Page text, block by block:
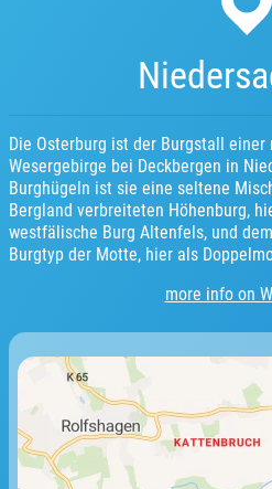
Die Osterburg ist der Burgstall
Wesergebirge bei Deckbergen in
Burghügeln ist sie eine seltene
Bergland verbreiteten Höhenburg,
westfälische Burg Altenfels, und
Burgtyp der Motte, hier als
more info on